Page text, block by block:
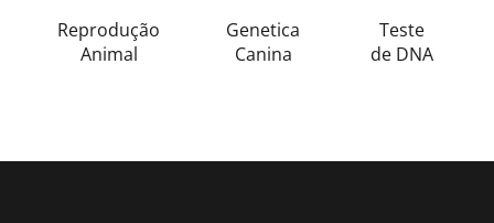
Reprodução
Animal
Genetica
Canina
Teste
de DNA